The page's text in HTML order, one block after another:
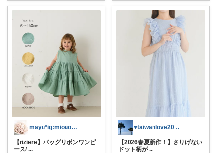
mayu*ig:miouor_home
【riziere】バッグリボンワンピ
ース/ ...
♥taiwanlove2026♥
【2026春夏新作！】さりげない
ドット柄が ...